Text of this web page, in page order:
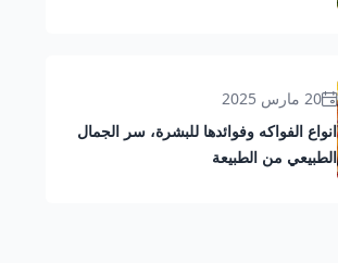
20 مارس 2025
انواع الفواكه وفوائدها للبشرة، سر الجمال
الطبيعي من الطبيعة